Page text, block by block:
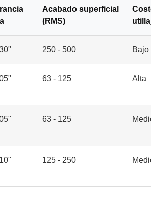
Acabado superficial
(RMS)
250 - 500 Bajo
63 - 125 Alta
63 - 125
125 - 250